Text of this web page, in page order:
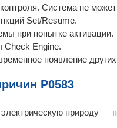
Система не
Set/Resume.
при попытке активации.
Check Engine.
появление
P0583
природу —